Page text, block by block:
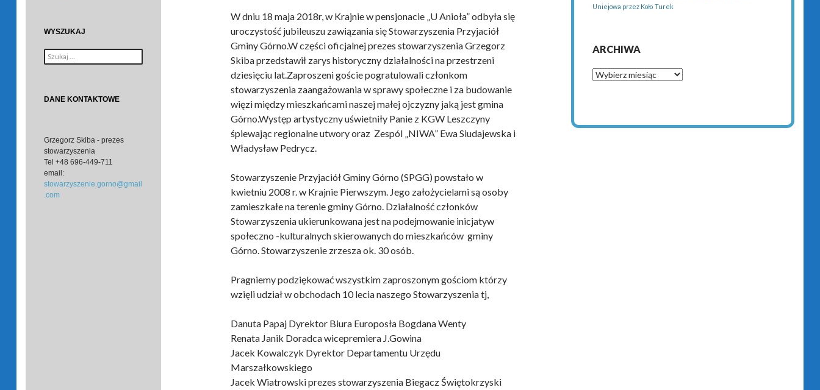
W dniu 18 maja 2018r, w Krajnie w pensjonacie „U Anioła” odbyła się
uroczystość jubileuszu zawiązania się Stowarzyszenia Przyjaciół
Gminy Górno.W części oficjalnej prezes stowarzyszenia Grzegorz
Skiba przedstawił zarys historyczny działalności na przestrzeni
dziesięciu lat.Zaproszeni goście pogratulowali członkom
stowarzyszenia zaangażowania w sprawy społeczne i za budowanie
więzi między mieszkańcami naszej małej ojczyzny jaką jest gmina
Górno.Występ artystyczny uświetniły Panie z KGW Leszczyny
śpiewając regionalne utwory oraz Zespól „NIWA” Ewa Siudajewska i
Władysław Pedrycz.
Stowarzyszenie Przyjaciół Gminy Górno (SPGG) powstało w
kwietniu 2008 r. w Krajnie Pierwszym. Jego założycielami są osoby
zamieszkałe na terenie gminy Górno. Działalność członków
Stowarzyszenia ukierunkowana jest na podejmowanie inicjatyw
społeczno -kulturalnych skierowanych do mieszkańców gminy
Górno. Stowarzyszenie zrzesza ok. 30 osób.
Pragniemy podziękować wszystkim zaproszonym gościom którzy
wzięli udział w obchodach 10 lecia naszego Stowarzyszenia tj,
Danuta Papaj Dyrektor Biura Europosła Bogdana Wenty
Renata Janik Doradca wicepremiera J.Gowina
Jacek Kowalczyk Dyrektor Departamentu Urzędu
Marszałkowskiego
Jacek Wiatrowski prezes stowarzyszenia Biegacz Świętokrzyski
Uniejowa przez Koło Turek
ARCHIWA
Archiwa
WYSZUKAJ
Szukaj:
DANE KONTAKTOWE
Grzegorz Skiba - prezes
stowarzyszenia
Tel +48 696-449-711
email:
stowarzyszenie.gorno@gmail
.com